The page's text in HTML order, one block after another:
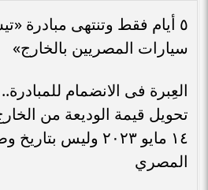
٥ أيام فقط وتنتهى مبادرة
سيارات المصريين بالخارج»
العِبرة فى الانضمام
تحويل قيمة الوديعة من
١٤ مايو ٢٠٢٣ وليس
المصري